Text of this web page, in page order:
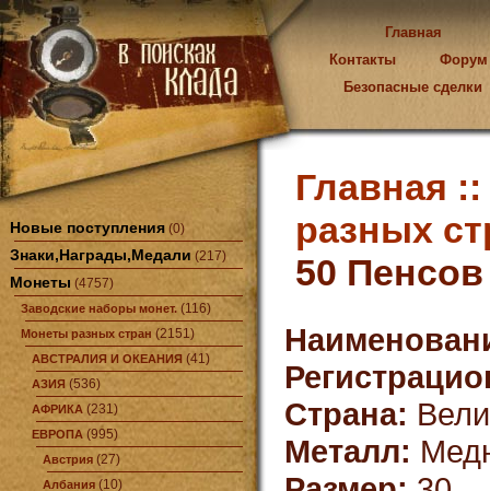
Главная
Контакты
Форум
Безопасные сделки
Новые поступления (0)
Знаки,Награды,Медали (217)
Монеты (4757)
Заводские наборы монет. (116)
Монеты разных стран (2151)
АВСТРАЛИЯ И ОКЕАНИЯ (41)
АЗИЯ (536)
АФРИКА (231)
ЕВРОПА (995)
Австрия (27)
Албания (10)
Главная ::
разных
50
Страна:
Металл: